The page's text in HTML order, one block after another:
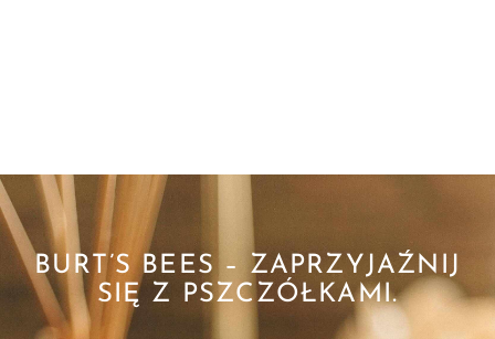
BURT’S BEES – ZAPRZYJAŹNIJ
SIĘ Z PSZCZÓŁKAMI.